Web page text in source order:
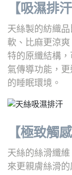
【吸濕排汗
天絲製的紡織
軟、比麻更涼
特的原纖結構
氣傳導功能，
的睡眠環境。
【極致觸感
天絲的絲滑纖
來更親膚絲滑